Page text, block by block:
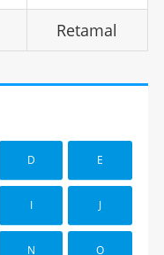
Retamal
D E
I J
N O